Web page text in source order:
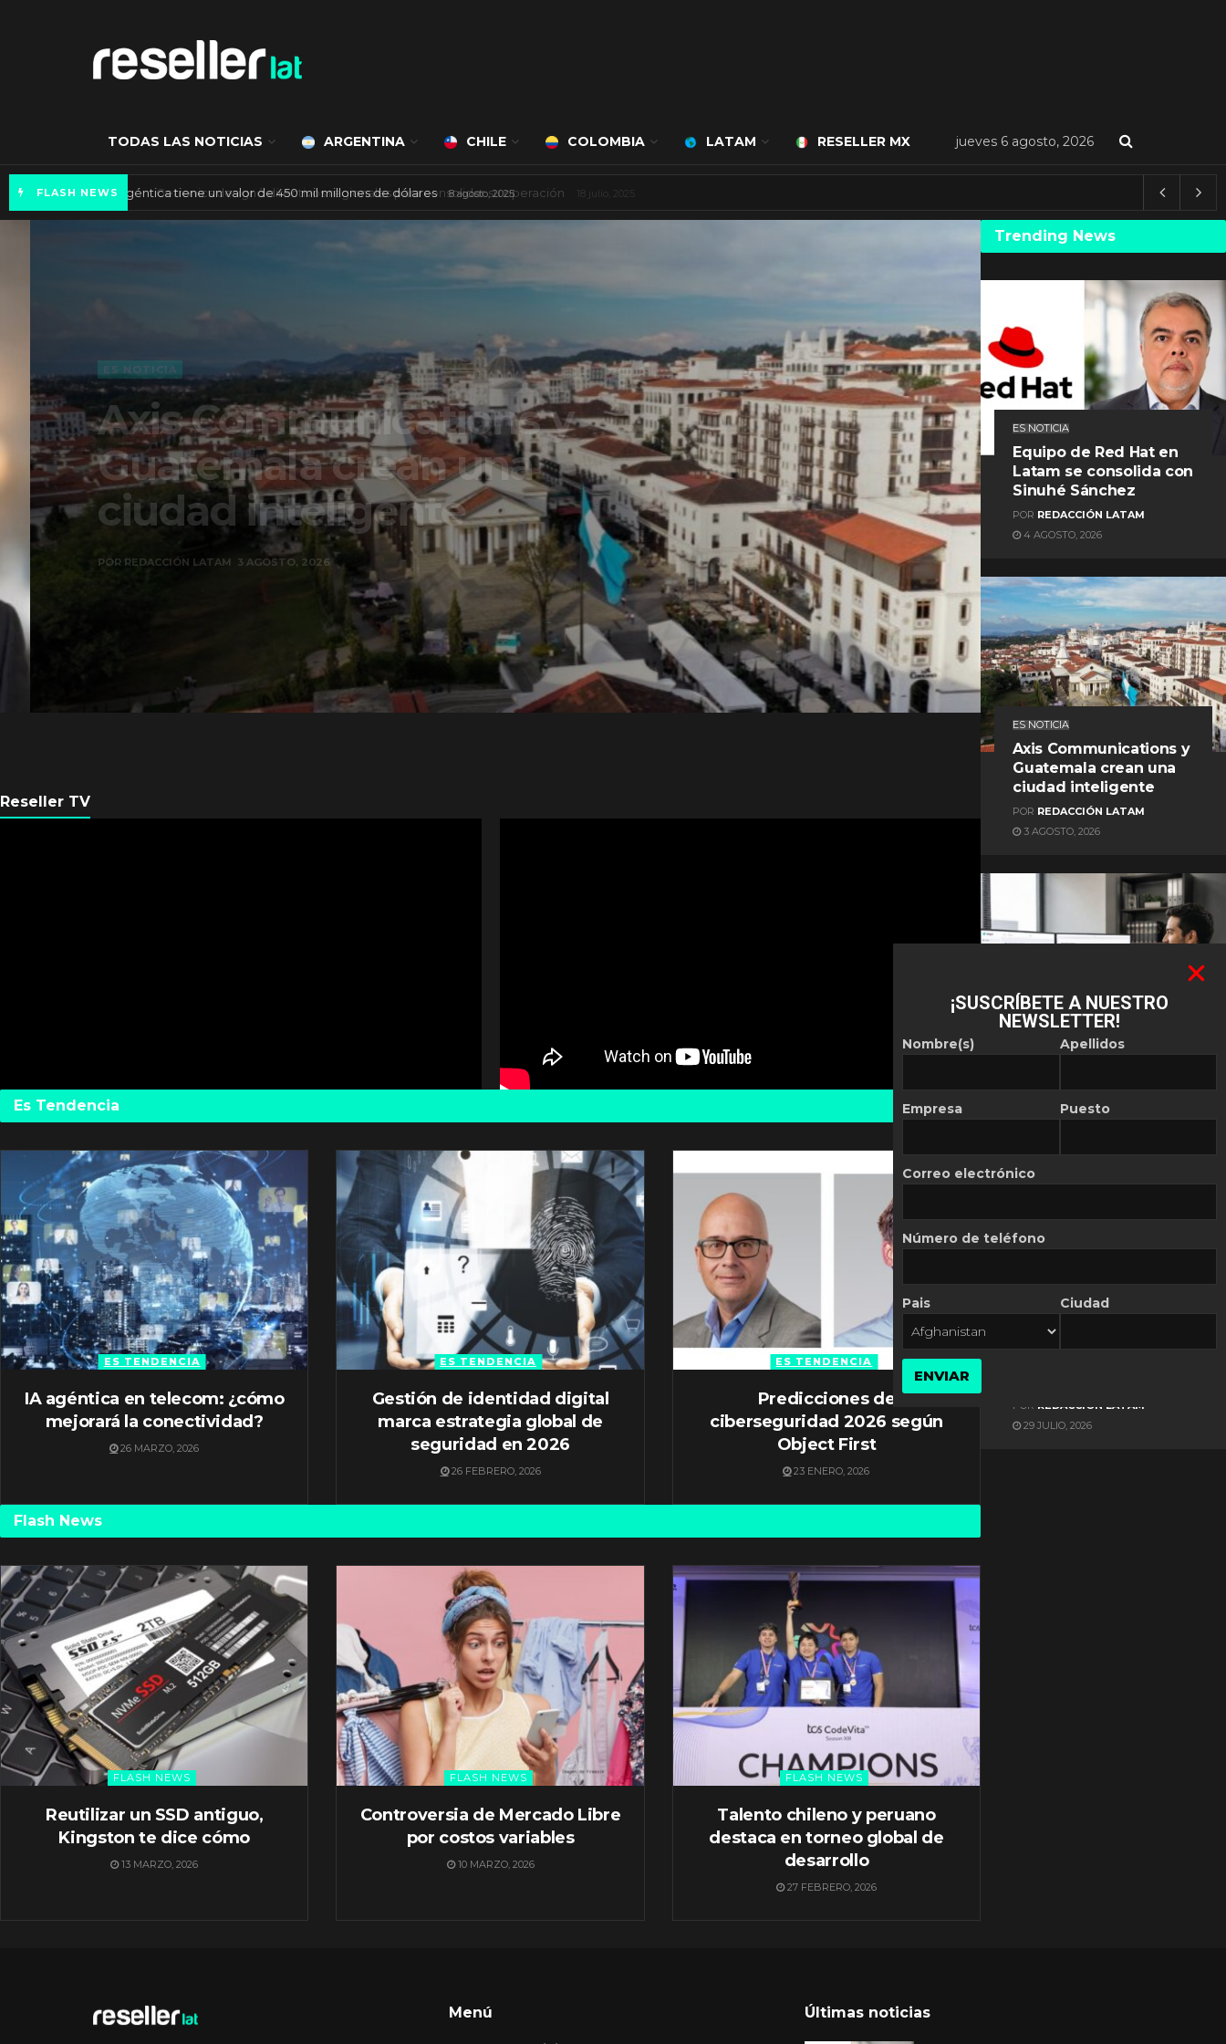
TODAS LAS NOTICIAS ARGENTINA CHILE COLOMBIA LATAM RESELLER MX jueves 6 agosto, 2026
FLASH NEWS Mercado de IA agéntica tiene un valor de 450 mil millones de dólares 8 agosto, 2025
ES NOTICIA
Axis Communications y
Guatemala crean una
ciudad inteligente
REDACCIÓN LATAM 3 AGOSTO, 2026
Reseller TV
Es Tendencia
ES TENDENCIA
IA agéntica en telecom: ¿cómo
mejorará la conectividad?
26 MARZO, 2026
ES TENDENCIA
Gestión de identidad digital
marca estrategia global de
seguridad en 2026
26 FEBRERO, 2026
ES TENDENCIA
Predicciones de
ciberseguridad 2026 según
Object First
23 ENERO, 2026
Flash News
FLASH NEWS
Reutilizar un SSD antiguo,
Kingston te dice cómo
13 MARZO, 2026
FLASH NEWS
Controversia de Mercado Libre
por costos variables
10 MARZO, 2026
FLASH NEWS
Talento chileno y peruano
destaca en torneo global de
desarrollo
27 FEBRERO, 2026
Trending News
ES NOTICIA
Equipo de Red Hat en
Latam se consolida con
Sinuhé Sánchez
POR REDACCIÓN LATAM
4 AGOSTO, 2026
ES NOTICIA
Axis Communications y
Guatemala crean una
ciudad inteligente
POR REDACCIÓN LATAM
3 AGOSTO, 2026
ES NOTICIA
Automatización de las
REDACCIÓN LATAM
ES NOTICIA
POR REDACCIÓN LATAM
29 JULIO, 2026
Menú Últimas noticias
¡SUSCRÍBETE A NUESTRO
NEWSLETTER!
Nombre(s)
Empresa
Apellidos
Puesto
Correo electrónico
Número de teléfono
Pais Ciudad
ENVIAR